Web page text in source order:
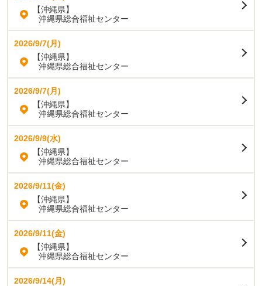
【沖縄県】
沖縄県総合福祉センター
2026/9/7(月)
【沖縄県】
沖縄県総合福祉センター
2026/9/7(月)
【沖縄県】
沖縄県総合福祉センター
2026/9/9(水)
【沖縄県】
沖縄県総合福祉センター
2026/9/11(金)
【沖縄県】
沖縄県総合福祉センター
2026/9/11(金)
【沖縄県】
沖縄県総合福祉センター
2026/9/14(月)